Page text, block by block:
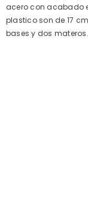
acero con acabado
plastico son de 17
bases y dos materos.